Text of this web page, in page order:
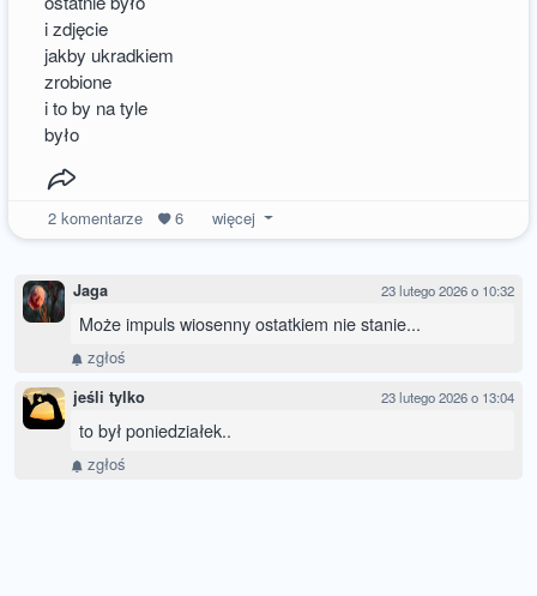
i zdjęcie
jakby ukradkiem
zrobione
i to by na tyle
było
2komentarze 6 więcej
Jaga 23 lutego 2026 o 10:32
Może impuls wiosenny ostatkiem nie stanie...
zgłoś
jeśli tylko 23 lutego 2026 o 13:04
to był poniedziałek..
zgłoś